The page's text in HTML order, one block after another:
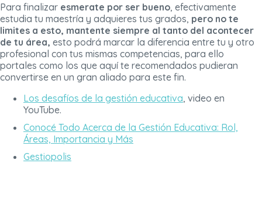
Para finalizar esmerate por ser bueno, efectivamente
estudia tu maestría y adquieres tus grados, pero no te
limites a esto, mantente siempre al tanto del acontecer
de tu área, esto podrá marcar la diferencia entre tu y otro
profesional con tus mismas competencias, para ello
portales como los que aquí te recomendados pudieran
convertirse en un gran aliado para este fin.
Los desafíos de la gestión educativa, video en
YouTube.
Conocé Todo Acerca de la Gestión Educativa: Rol,
Áreas, Importancia y Más
Gestiopolis